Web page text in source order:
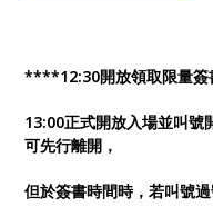
****12:30開放領取限量
13:00正式開放入場並叫號
可先行離開，
但於簽書時間時，若叫號